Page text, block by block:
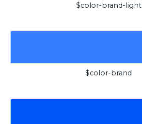
$color-brand-light
$color-brand